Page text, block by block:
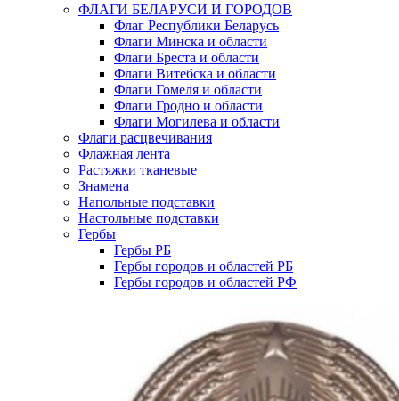
ФЛАГИ БЕЛАРУСИ И ГОРОДОВ
Флаг Республики Беларусь
Флаги Минска и области
Флаги Бреста и области
Флаги Витебска и области
Флаги Гомеля и области
Флаги Гродно и области
Флаги Могилева и области
Флаги расцвечивания
Флажная лента
Растяжки тканевые
Знамена
Напольные подставки
Настольные подставки
Гербы
Гербы РБ
Гербы городов и областей РБ
Гербы городов и областей РФ